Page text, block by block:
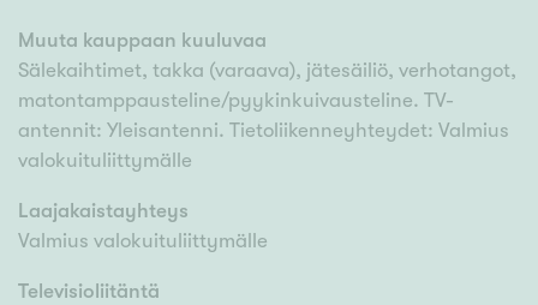
Muuta kauppaan kuuluvaa
Sälekaihtimet, takka (varaava), jätesäiliö, verhotangot,
matontamppausteline/pyykinkuivausteline. TV-
antennit: Yleisantenni. Tietoliikenneyhteydet: Valmius
valokuituliittymälle
Laajakaistayhteys
Valmius valokuituliittymälle
Televisioliitäntä